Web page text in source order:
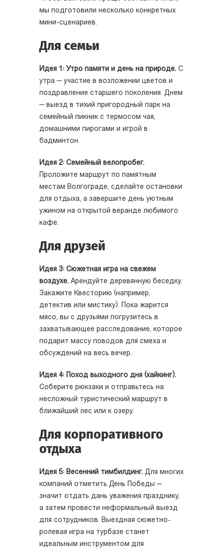
мы подготовили несколько конкретных
мини-сценариев.
Для семьи
Идея 1: Утро памяти и день на природе. С
утра — участие в возложении цветов и
поздравление старшего поколения. Днем
— выезд в тихий пригородный парк на
семейный пикник с термосом чая,
домашними пирогами и игрой в
бадминтон.
Идея 2: Семейный велопробег.
Проложите маршрут по памятным
местам Волгограде, сделайте остановки
для отдыха, а завершите день уютным
ужином на открытой веранде любимого
кафе.
Для друзей
Идея 3: Сюжетная игра на свежем
воздухе. Арендуйте деревянную беседку.
Закажите Квесторию (например,
детектив или мистику). Пока жарится
мясо, вы с друзьями погрузитесь в
захватывающее расследование, которое
подарит массу поводов для смеха и
обсуждений на весь вечер.
Идея 4: Поход выходного дня (хайкинг).
Соберите рюкзаки и отправьтесь на
несложный туристический маршрут в
ближайший лес или к озеру.
Для корпоративного
отдыха
Идея 5: Весенний тимбилдинг. Для многих
компаний отметить День Победы —
значит отдать дань уважения празднику,
а затем провести неформальный выезд
для сотрудников. Выездная сюжетно-
ролевая игра на турбазе станет
идеальным инструментом для